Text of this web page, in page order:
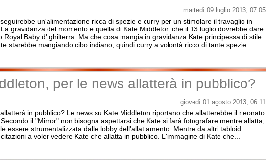
martedì 09 luglio 2013, 07:05
un'alimentazione ricca di spezie e curry per un stimolare il travaglio in
gravidanza del momento è quella di Kate Middleton che il 13 luglio dovrebbe dare
Royal Baby d'Ighilterra. Ma che cosa mangia in gravidanza Kate principessa di stile
starebbe mangiando cibo indiano, quindi curry a volontà ricco di tante spezie...
per le news allatterà in pubblico?
giovedì 01 agosto 2013, 06:11
in pubblico? Le news su Kate Middleton riportano che allatterebbe il neonato
il "Mirror" non bisogna aspettarsi che Kate si farà fotografare mentre allatta,
essere strumentalizzata dalle lobby dell'allattamento. Mentre da altri tabloid
a voler vedere Kate che allatta in pubblico. L'immagine di Kate che...